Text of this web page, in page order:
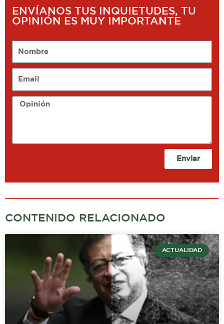
ENVÍANOS TUS INQUIETUDES, TU
OPINIÓN ES MUY IMPORTANTE
Opinión
Enviar
CONTENIDO RELACIONADO
ACTUALIDAD